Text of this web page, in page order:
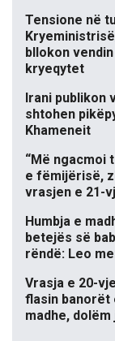
Tensione në
bllokon
kryeqytet
Irani publikon
shtohen
Khameneit
“Më ngacmoi
e fëmijërisë,
vrasjen e 21-
Humbja e
betejës së
rëndë: Leo
Vrasja e 20-
flasin banorët
madhe,